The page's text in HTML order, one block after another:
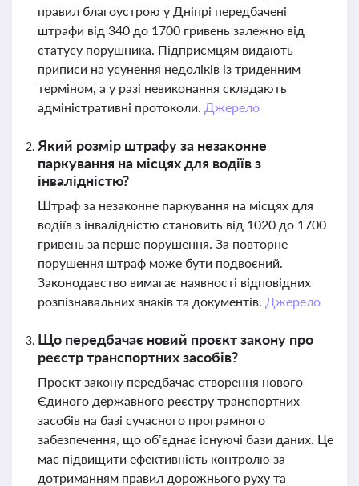
правил благоустрою у Дніпрі передбачені
штрафи від 340 до 1700 гривень залежно від
статусу порушника. Підприємцям видають
приписи на усунення недоліків із триденним
терміном, а у разі невиконання складають
адміністративні протоколи. Джерело
Який розмір штрафу за незаконне
паркування на місцях для водіїв з
інвалідністю?
Штраф за незаконне паркування на місцях для
водіїв з інвалідністю становить від 1020 до 1700
гривень за перше порушення. За повторне
порушення штраф може бути подвоєний.
Законодавство вимагає наявності відповідних
розпізнавальних знаків та документів. Джерело
Що передбачає новий проєкт закону про
реєстр транспортних засобів?
Проєкт закону передбачає створення нового
Єдиного державного реєстру транспортних
засобів на базі сучасного програмного
забезпечення, що об’єднає існуючі бази даних. Це
має підвищити ефективність контролю за
дотриманням правил дорожнього руху та